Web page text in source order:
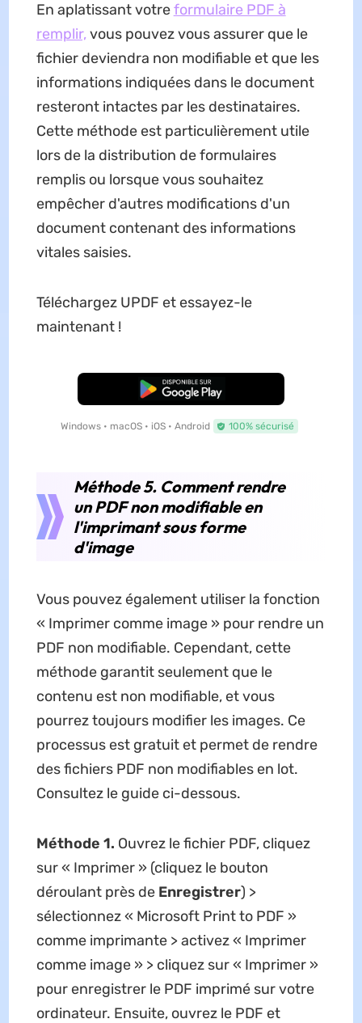
En aplatissant votreformulaire PDF à
remplir,vous pouvez vous assurer que le
fichier deviendra non modifiable et que les
informations indiquées dans le document
resteront intactes par les destinataires.
Cette méthode est particulièrement utile
lors de la distribution de formulaires
remplis ou lorsque vous souhaitez
empêcher d'autres modifications d'un
document contenant des informations
vitales saisies.
Téléchargez UPDF et essayez-le
maintenant !
TÉLÉCHARGER
Windows • macOS • iOS • Android 100% sécurisé
Méthode 5. Comment rendre
un PDF non modifiable en
l'imprimant sous forme
d'image
Vous pouvez également utiliser la fonction
« Imprimer comme image » pour rendre un
PDF non modifiable. Cependant, cette
méthode garantit seulement que le
contenu est non modifiable, et vous
pourrez toujours modifier les images. Ce
processus est gratuit et permet de rendre
des fichiers PDF non modifiables en lot.
Consultez le guide ci-dessous.
Méthode 1. Ouvrez le fichier PDF, cliquez
sur « Imprimer » (cliquez le bouton
déroulant près de Enregistrer) >
sélectionnez « Microsoft Print to PDF »
comme imprimante > activez « Imprimer
comme image » > cliquez sur « Imprimer »
pour enregistrer le PDF imprimé sur votre
ordinateur. Ensuite, ouvrez le PDF et